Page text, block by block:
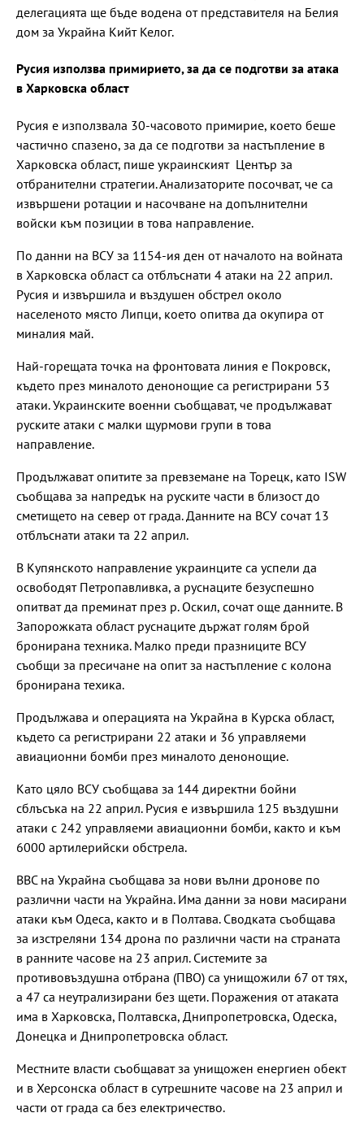
делегацията ще бъде водена от представителя на Белия
дом за Украйна Кийт Келог.
Русия използва примирието, за да се подготви за атака
в Харковска област
Русия е използвала 30-часовото примирие, което беше
частично спазено, за да се подготви за настъпление в
Харковска област, пише украинският Център за
отбранителни стратегии. Анализаторите посочват, че са
извършени ротации и насочване на допълнителни
войски към позиции в това направление.
По данни на ВСУ за 1154-ия ден от началото на войната
в Харковска област са отблъснати 4 атаки на 22 април.
Русия и извършила и въздушен обстрел около
населеното място Липци, което опитва да окупира от
миналия май.
Най-горещата точка на фронтовата линия е Покровск,
където през миналото денонощие са регистрирани 53
атаки. Украинските военни съобщават, че продължават
руските атаки с малки щурмови групи в това
направление.
Продължават опитите за превземане на Торецк, като ISW
съобщава за напредък на руските части в близост до
сметището на север от града. Данните на ВСУ сочат 13
отблъснати атаки та 22 април.
В Купянското направление украинците са успели да
освободят Петропавливка, а руснаците безуспешно
опитват да преминат през р. Оскил, сочат още данните. В
Запорожката област руснаците държат голям брой
бронирана техника. Малко преди празниците ВСУ
съобщи за пресичане на опит за настъпление с колона
бронирана техика.
Продължава и операцията на Украйна в Курска област,
където са регистрирани 22 атаки и 36 управляеми
авиационни бомби през миналото денонощие.
Като цяло ВСУ съобщава за 144 директни бойни
сблъсъка на 22 април. Русия е извършила 125 въздушни
атаки с 242 управляеми авиационни бомби, както и към
6000 артилерийски обстрела.
ВВС на Украйна съобщава за нови вълни дронове по
различни части на Украйна. Има данни за нови масирани
атаки към Одеса, както и в Полтава. Сводката съобщава
за изстреляни 134 дрона по различни части на страната
в ранните часове на 23 април. Системите за
противовъздушна отбрана (ПВО) са унищожили 67 от тях,
а 47 са неутрализирани без щети. Поражения от атаката
има в Харковска, Полтавска, Днипропетровска, Одеска,
Донецка и Днипропетровска област.
Местните власти съобщават за унищожен енергиен обект
и в Херсонска област в сутрешните часове на 23 април и
части от града са без електричество.